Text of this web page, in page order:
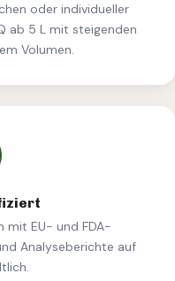
oder individueller
ab 5 L mit steigenden
Volumen.
mit EU- und FDA-
Analyseberichte auf